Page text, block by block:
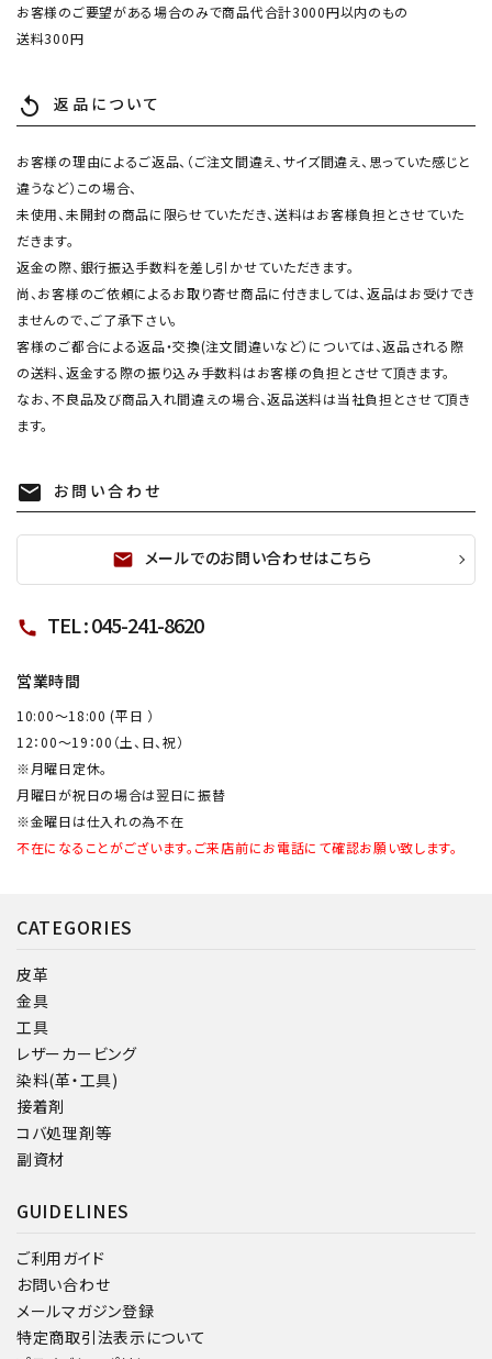
お客様のご要望がある場合のみで商品代合計3000円以内のもの
送料300円
replay 返品について
お客様の理由によるご返品、（ご注文間違え、サイズ間違え、思っていた感じと
違うなど）この場合、
未使用、未開封の商品に限らせていただき、送料はお客様負担とさせていた
だきます。
返金の際、銀行振込手数料を差し引かせていただきます。
尚、お客様のご依頼によるお取り寄せ商品に付きましては、返品はお受けでき
ませんので、ご了承下さい。
客様のご都合による返品・交換(注文間違いなど）については、返品される際
の送料、返金する際の振り込み手数料はお客様の負担とさせて頂きます。
なお、不良品及び商品入れ間違えの場合、返品送料は当社負担とさせて頂き
ます。
mail お問い合わせ
mail メールでのお問い合わせはこちら
call TEL : 045-241-8620
営業時間
10:00～18:00 (平日 ）
12：00～19：00（土、日、祝）
※月曜日定休。
月曜日が祝日の場合は翌日に振替
※金曜日は仕入れの為不在
不在になることがございます。ご来店前にお電話にて確認お願い致します。
CATEGORIES
皮革
金具
工具
レザーカービング
染料(革・工具)
接着剤
コバ処理剤等
副資材
GUIDELINES
ご利用ガイド
お問い合わせ
メールマガジン登録
特定商取引法表示について